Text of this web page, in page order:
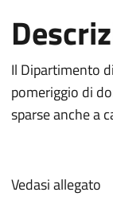
Il Dipartimento
pomeriggio di
sparse anche a
Vedasi allegato